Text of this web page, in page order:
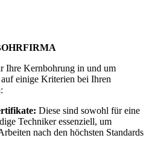
Ihre Kernbohrung in und um
einige Kriterien bei Ihren
Diese sind sowohl für eine
Techniker essenziell, um
nach den höchsten Standards